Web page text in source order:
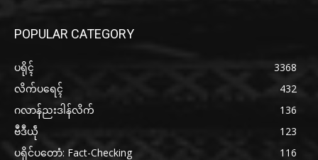
POPULAR CATEGORY
ပရိုၚ်
3368
လိက်ပရေၚ်
432
ဂလာန်ညးဒါန်လိက်
136
ဗဳဒဳယဵု
123
ပရိုင်ပတောံ: Fact-Checking
116